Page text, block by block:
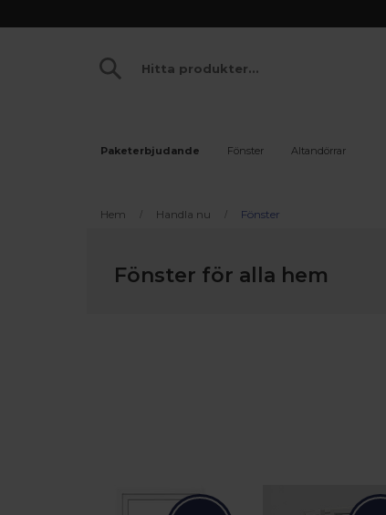
Paketerbjudande Fönster Altandörrar
Hem Handla nu Fönster
Fönster för alla hem